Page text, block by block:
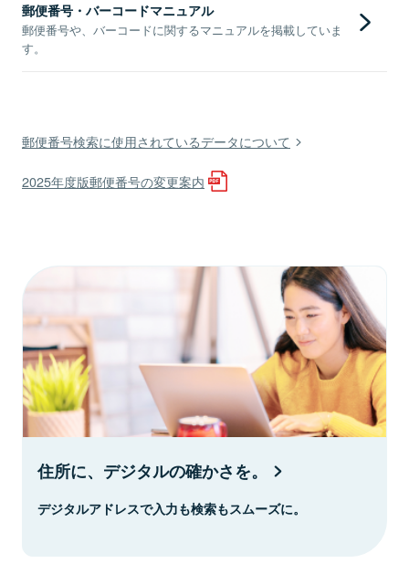
郵便番号・バーコードマニュアル
郵便番号や、バーコードに関するマニュアルを掲載していま
す。
郵便番号検索に使用されているデータについて
2025年度版郵便番号の変更案内
住所に、デジタルの確かさを。
デジタルアドレスで入力も検索もスムーズに。